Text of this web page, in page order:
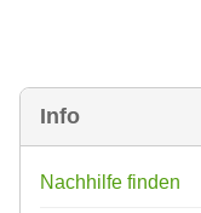
Info
Nachhilfe finden